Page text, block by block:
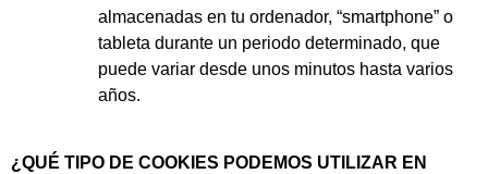
almacenadas en tu ordenador, “smartphone” o
tableta durante un periodo determinado, que
puede variar desde unos minutos hasta varios
años.
¿QUÉ TIPO DE COOKIES PODEMOS UTILIZAR EN